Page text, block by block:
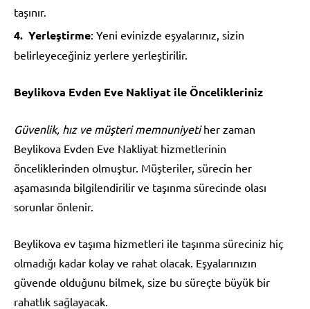
taşınır.
Yerleştirme: Yeni evinizde eşyalarınız, sizin
belirleyeceğiniz yerlere yerleştirilir.
Beylikova Evden Eve Nakliyat ile Öncelikleriniz
Güvenlik, hız ve müşteri memnuniyetiher zaman
Beylikova Evden Eve Nakliyat hizmetlerinin
önceliklerinden olmuştur. Müşteriler, sürecin her
aşamasında bilgilendirilir ve taşınma sürecinde olası
sorunlar önlenir.
Beylikova ev taşıma hizmetleri ile taşınma süreciniz hiç
olmadığı kadar kolay ve rahat olacak. Eşyalarınızın
güvende olduğunu bilmek, size bu süreçte büyük bir
rahatlık sağlayacak.